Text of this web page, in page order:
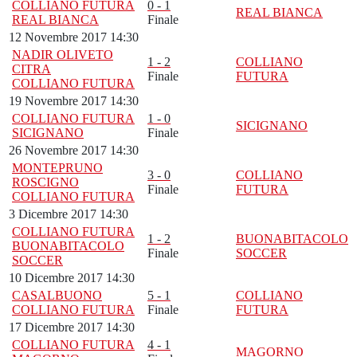
COLLIANO FUTURA
REAL BIANCA
0 - 1
Finale
REAL BIANCA
12 Novembre 2017 14:30
NADIR OLIVETO
CITRA
COLLIANO FUTURA
1 - 2
Finale
COLLIANO
FUTURA
19 Novembre 2017 14:30
COLLIANO FUTURA
SICIGNANO
1 - 0
Finale
SICIGNANO
26 Novembre 2017 14:30
MONTEPRUNO
ROSCIGNO
COLLIANO FUTURA
3 - 0
Finale
COLLIANO
FUTURA
3 Dicembre 2017 14:30
COLLIANO FUTURA
BUONABITACOLO
SOCCER
1 - 2
Finale
BUONABITACOLO
SOCCER
10 Dicembre 2017 14:30
CASALBUONO
COLLIANO FUTURA
5 - 1
Finale
COLLIANO
FUTURA
17 Dicembre 2017 14:30
COLLIANO FUTURA
4 - 1
MAGORNO